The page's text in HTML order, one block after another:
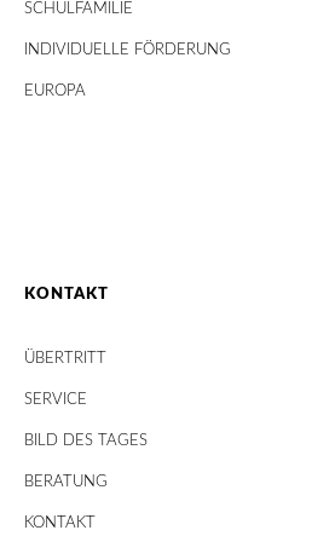
SCHULFAMILIE
INDIVIDUELLE FÖRDERUNG
EUROPA
KONTAKT
ÜBERTRITT
SERVICE
BILD DES TAGES
BERATUNG
KONTAKT